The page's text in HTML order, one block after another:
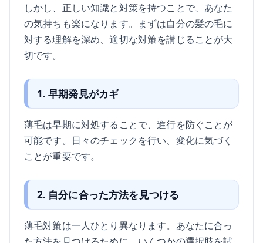
しかし、正しい知識と対策を持つことで、あなた
の気持ちも楽になります。まずは自分の髪の毛に
対する理解を深め、適切な対策を講じることが大
切です。
1. 早期発見がカギ
薄毛は早期に対処することで、進行を防ぐことが
可能です。日々のチェックを行い、変化に気づく
ことが重要です。
2. 自分に合った方法を見つける
薄毛対策は一人ひとり異なります。あなたに合っ